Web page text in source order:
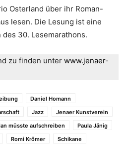
Osterland über ihr Roman-
lesen. Die Lesung ist eine
30. Lesemarathons.
zu finden unter www.jenaer-
Daniel Homann
Jazz
Jenaer Kunstverein
müsste aufschreiben
Paula Jänig
Romi Krömer Schikane